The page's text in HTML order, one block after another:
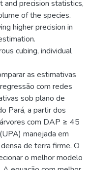
precision statistics,
of the species.
higher precision in
cubing, individual
as estimativas
com redes
sob plano de
Pará, a partir dos
com DAP ≥ 45
manejada em
de terra firme. O
o melhor modelo